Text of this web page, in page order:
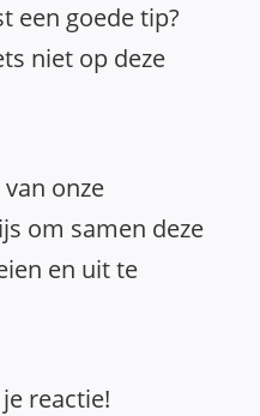
een goede tip?
niet op deze
onze
om samen deze
en uit te
reactie!